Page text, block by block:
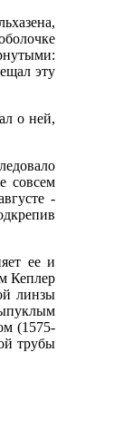
эту
о ней,
совсем
-
ее и
Кеплер
линзы
(1575-
трубы